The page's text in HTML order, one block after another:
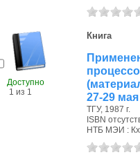
Доступно
1 из 1
Книга
27-29
ТГУ, 1987 г.
ISBN
НТБ МЭИ : Кх